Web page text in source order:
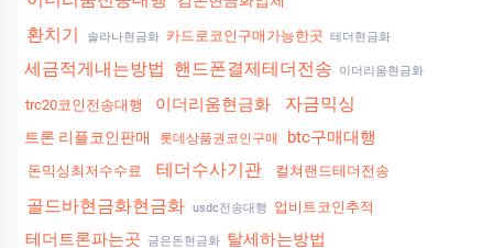
환치기 솔라나현금화 카드로코인구매가능한곳 테더현금화
세금적게내는방법 핸드폰결제테더전송 이더리움현금화
trc20코인전송대행 이더리움현금화 자금믹싱
트론 리플코인판매 롯데상품권코인구매 btc구매대행
돈믹싱최저수수료 테더수사기관 컬쳐랜드테더전송
골드바현금화현금화 usdc전송대행 업비트코인추적
테더트론파는곳 금은돈현금화 탈세하는방법